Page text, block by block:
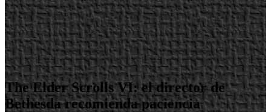
The Elder Scrolls VI: el director de
Bethesda recomienda paciencia